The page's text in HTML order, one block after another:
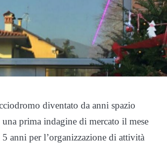
diventato da anni spazio
prima indagine di mercato il mese
anni per l’organizzazione di attività